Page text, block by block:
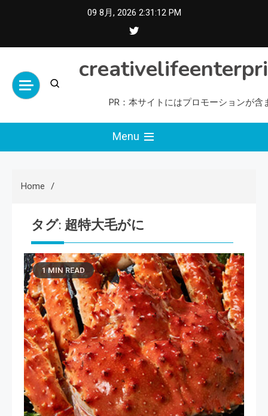
09 8月, 2026 2:31:12 PM
PR：本サイトにはプロモーションが含
Menu
Home
タグ: 超特大毛がに
1 MIN READ